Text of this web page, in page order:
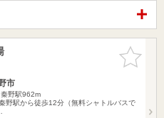
お気に入
りに追加
市
秦野駅962m
野駅から徒歩12分（無料シャトルバスで